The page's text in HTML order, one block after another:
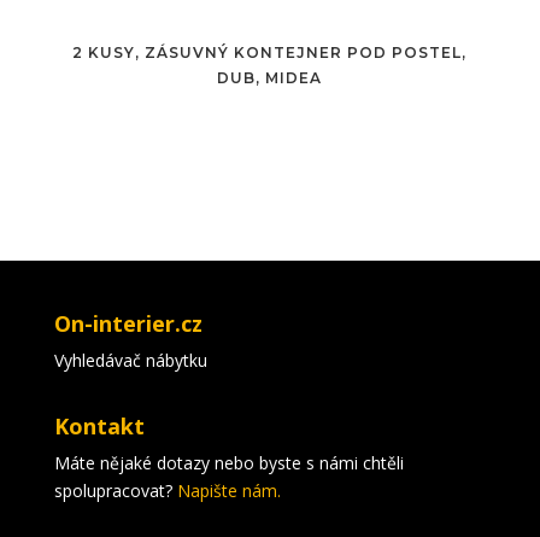
2 KUSY, ZÁSUVNÝ KONTEJNER POD POSTEL,
DUB, MIDEA
On-interier.cz
Vyhledávač nábytku
Kontakt
Máte nějaké dotazy nebo byste s námi chtěli
spolupracovat? Napište nám.